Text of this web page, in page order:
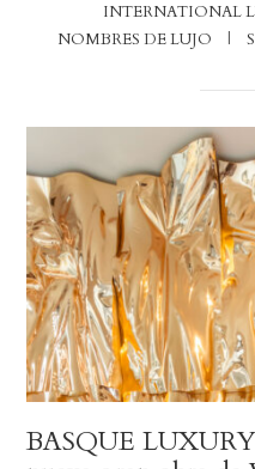
INTERNATIONAL
NOMBRES DE LUJO
BASQUE